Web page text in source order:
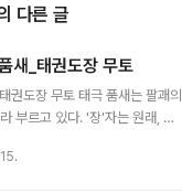
다른 글
새_태권도장 무토
권도장 무토 태극 품새는 팔괘의
부르고 있다. '장'자는 원래, 제
의미요소로 쓰였고, 볕 양은 발